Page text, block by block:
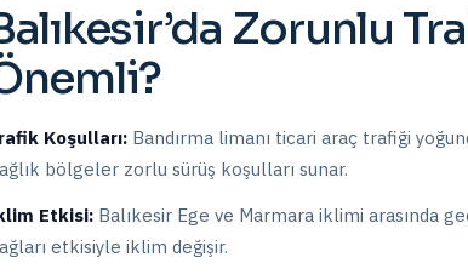
’da Zorunlu
Koşulları: Bandırma limanı ticari araç trafiği
bölgeler zorlu sürüş koşulları sunar.
Etkisi: Balıkesir Ege ve Marmara iklimi arasında
etkisiyle iklim değişir.